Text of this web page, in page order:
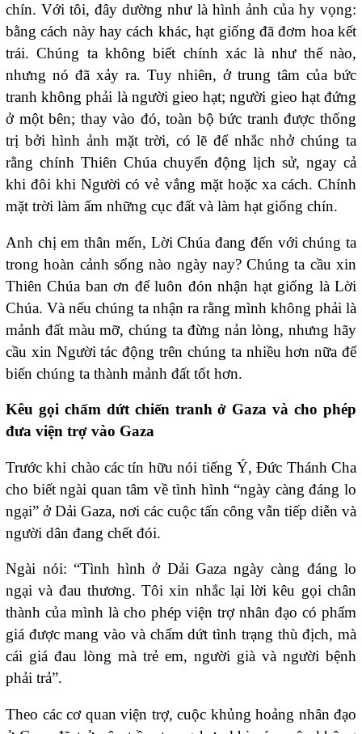
chín. Với tôi, đây dường như là hình ảnh của hy vọng:
bằng cách này hay cách khác, hạt giống đã đơm hoa kết
trái. Chúng ta không biết chính xác là như thế nào,
nhưng nó đã xảy ra. Tuy nhiên, ở trung tâm của bức
tranh không phải là người gieo hạt; người gieo hạt đứng
ở một bên; thay vào đó, toàn bộ bức tranh được thống
trị bởi hình ảnh mặt trời, có lẽ để nhắc nhở chúng ta
rằng chính Thiên Chúa chuyển động lịch sử, ngay cả
khi đôi khi Người có vẻ vắng mặt hoặc xa cách. Chính
mặt trời làm ấm những cục đất và làm hạt giống chín.
Anh chị em thân mến, Lời Chúa đang đến với chúng ta
trong hoàn cảnh sống nào ngày nay? Chúng ta cầu xin
Thiên Chúa ban ơn để luôn đón nhận hạt giống là Lời
Chúa. Và nếu chúng ta nhận ra rằng mình không phải là
mảnh đất màu mỡ, chúng ta đừng nản lòng, nhưng hãy
cầu xin Người tác động trên chúng ta nhiều hơn nữa để
biến chúng ta thành mảnh đất tốt hơn.
Kêu gọi chấm dứt chiến tranh ở Gaza và cho phép
đưa viện trợ vào Gaza
Trước khi chào các tín hữu nói tiếng Ý, Đức Thánh Cha
cho biết ngài quan tâm về tình hình “ngày càng đáng lo
ngại” ở Dải Gaza, nơi các cuộc tấn công vẫn tiếp diễn và
người dân đang chết đói.
Ngài nói: “Tình hình ở Dải Gaza ngày càng đáng lo
ngại và đau thương. Tôi xin nhắc lại lời kêu gọi chân
thành của mình là cho phép viện trợ nhân đạo có phẩm
giá được mang vào và chấm dứt tình trạng thù địch, mà
cái giá đau lòng mà trẻ em, người già và người bệnh
phải trả”.
Theo các cơ quan viện trợ, cuộc khủng hoảng nhân đạo